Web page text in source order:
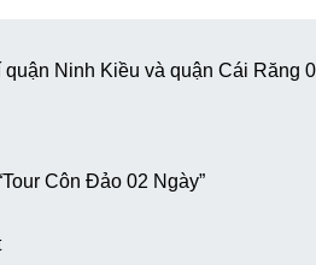
Ninh Kiều và quận Cái Răng
Côn Đảo 02 Ngày”